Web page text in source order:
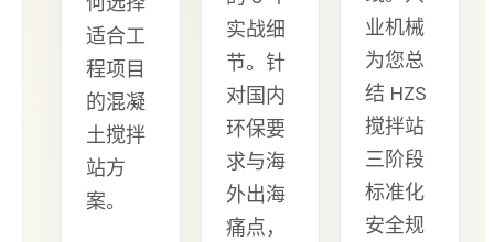
适合工
程项目
的混凝
土搅拌
站方
案。
实战细
节。针
对国内
环保要
求与海
外出海
痛点，
业机械
为您总
结 HZS
搅拌站
三阶段
标准化
安全规